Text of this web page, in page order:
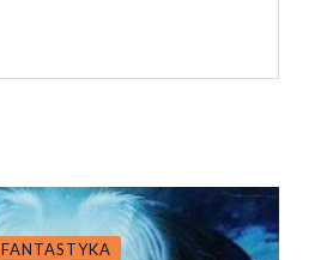
FANTASTYKA